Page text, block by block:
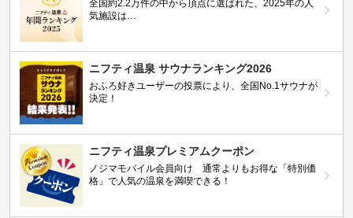
全国約2.2万件の中から頂点に選ばれた、2025年の人
気施設は…
ニフティ温泉 サウナランキング2026
おふろ好きユーザーの投票により、全国No.1サウナが
決定！
ニフティ温泉プレミアムクーポン
ノジマモバイル会員向け 通常よりもお得な「特別価
格」で人気の温泉を満喫できる！